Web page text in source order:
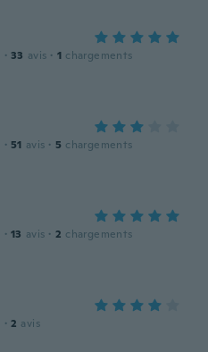
· 33 avis · 1 chargements
· 51 avis · 5 chargements
· 13 avis · 2 chargements
· 2 avis